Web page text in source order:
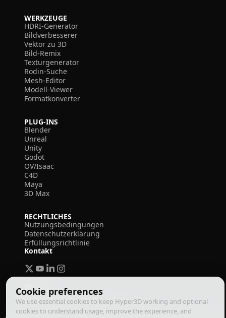
Cookie preferences
We use essential cookies to keep Hyper3D working and optional
cookies to understand usage, improve the experience, and
WERKZEUGE
HDRI-Generator
Bildverbesserer
Vektor zu 3D
Bild-Remix
Texturgenerator
Rodin-Suche
Mesh-Editor
Modell-Viewer
Formatkonverter
PLUG-INS
Blender
Unreal
Unity
Godot
OV/Isaac
C4D
Maya
3D Max
RECHTLICHES
Nutzungsbedingungen
Datenschutzerklärung
Erfüllungsrichtlinie
Kontakt